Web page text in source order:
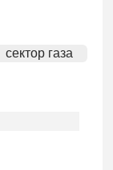
сектор газа